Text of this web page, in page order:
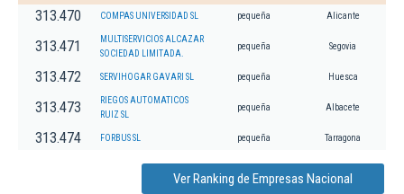
313.470 COMPAS UNIVERSIDAD SL pequeña Alicante
313.471
MULTISERVICIOS ALCAZAR
SOCIEDAD LIMITADA.
pequeña Segovia
313.472 SERVIHOGAR GAVARI SL pequeña Huesca
313.473
RIEGOS AUTOMATICOS
RUIZ SL
pequeña Albacete
313.474 FORBUS SL pequeña Tarragona
Ver Ranking de Empresas Nacional